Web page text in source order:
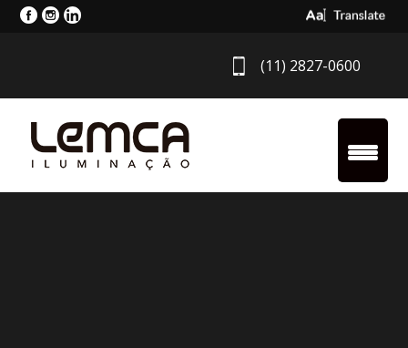
Select
(11) 2827-0600